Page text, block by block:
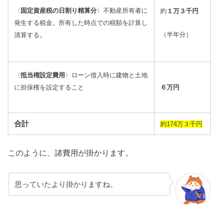
〈 固定資産税の日割り精算分〉不動産所有者に
発生する税金。所有した時点での税額を計算し
清算する。
約 １万３千円
（半年分）
〈抵当権設定費用 〉
ローン借入時に建物と土地
に担保権を設定すること
６万円
合計 約174万３千円
このように、諸費用が掛かります。
思っていたより掛かりますね。